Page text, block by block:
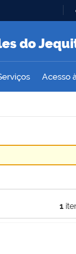
do
Acesso
1